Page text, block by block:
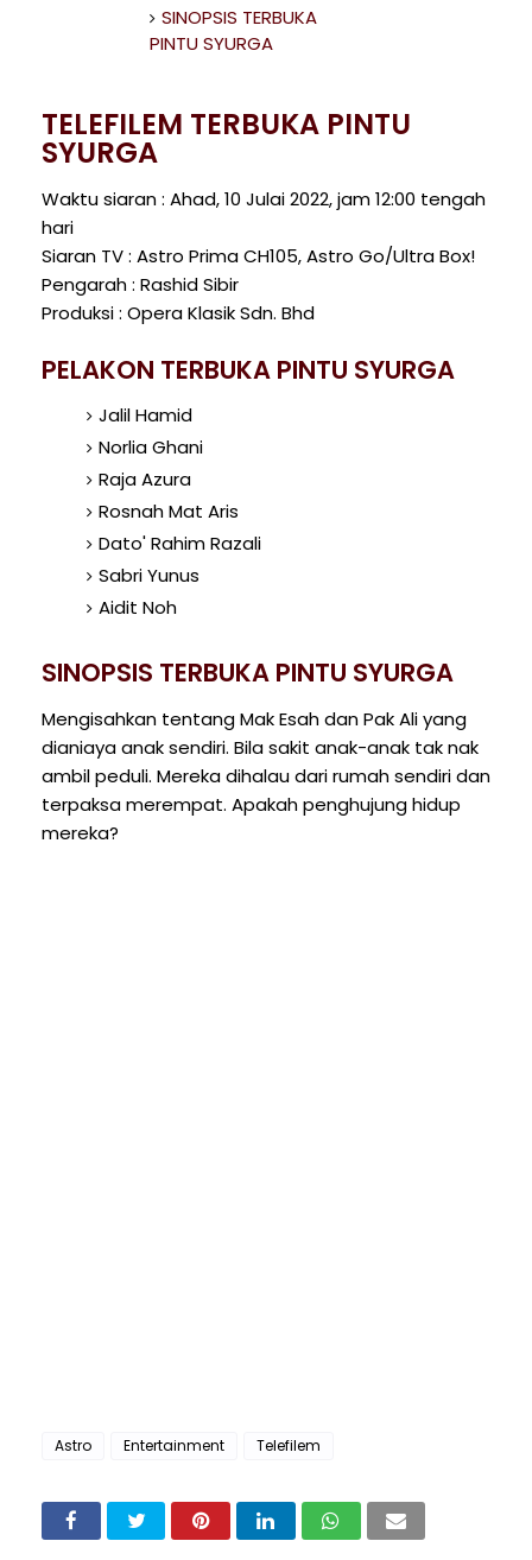
SINOPSIS TERBUKA
PINTU SYURGA
TELEFILEM TERBUKA PINTU
SYURGA
Waktu siaran : Ahad, 10 Julai 2022, jam 12:00 tengah
hari
Siaran TV : Astro Prima CH105, Astro Go/Ultra Box!
Pengarah : Rashid Sibir
Produksi : Opera Klasik Sdn. Bhd
PELAKON TERBUKA PINTU SYURGA
Jalil Hamid
Norlia Ghani
Raja Azura
Rosnah Mat Aris
Dato' Rahim Razali
Sabri Yunus
Aidit Noh
SINOPSIS TERBUKA PINTU SYURGA
Mengisahkan tentang Mak Esah dan Pak Ali yang
dianiaya anak sendiri. Bila sakit anak-anak tak nak
ambil peduli. Mereka dihalau dari rumah sendiri dan
terpaksa merempat. Apakah penghujung hidup
mereka?
Astro Entertainment Telefilem